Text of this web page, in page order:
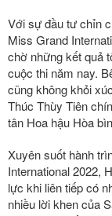
Với sự đầu tư chỉn
Miss Grand
chờ những kết quả
cuộc thi năm nay.
cũng không khỏi
Thúc Thùy Tiên
tân Hoa hậu Hòa
Xuyên suốt hành
International 2022,
lực khi liên tiếp có
nhiều lời khen của